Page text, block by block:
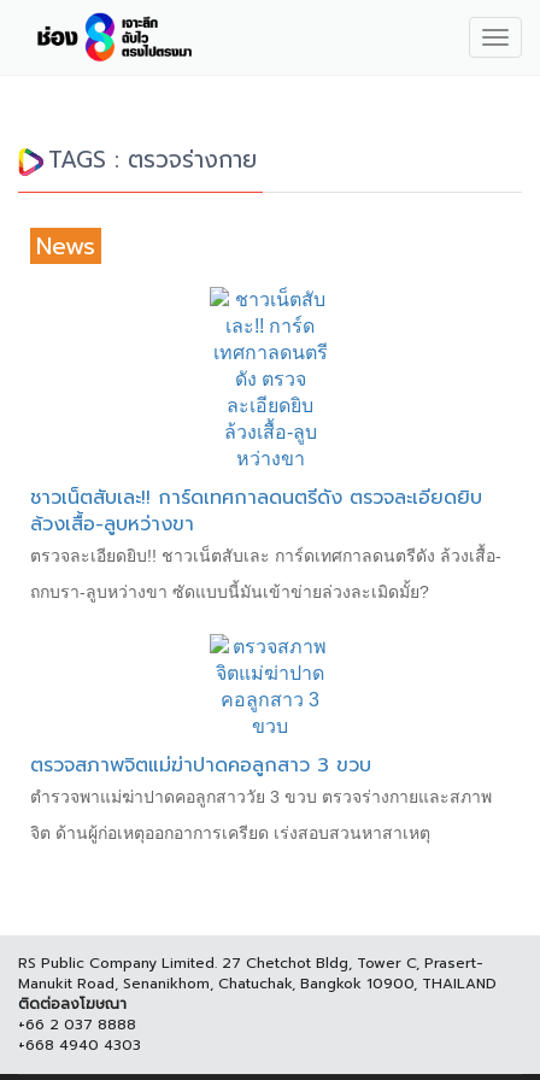
TAGS : ตรวจร่างกาย
News
ชาวเน็ตสับเละ!! การ์ดเทศกาลดนตรีดัง ตรวจละเอียดยิบ
ล้วงเสื้อ-ลูบหว่างขา
ตรวจละเอียดยิบ!! ชาวเน็ตสับเละ การ์ดเทศกาลดนตรีดัง ล้วงเสื้อ-
ถกบรา-ลูบหว่างขา ซัดแบบนี้มันเข้าข่ายล่วงละเมิดมั้ย?
ตรวจสภาพจิตแม่ฆ่าปาดคอลูกสาว 3 ขวบ
ตำรวจพาแม่ฆ่าปาดคอลูกสาววัย 3 ขวบ ตรวจร่างกายและสภาพ
จิต ด้านผู้ก่อเหตุออกอาการเครียด เร่งสอบสวนหาสาเหตุ
RS Public Company Limited. 27 Chetchot Bldg, Tower C, Prasert-
Manukit Road, Senanikhom, Chatuchak, Bangkok 10900, THAILAND
ติดต่อลงโฆษณา
+66 2 037 8888
+668 4940 4303